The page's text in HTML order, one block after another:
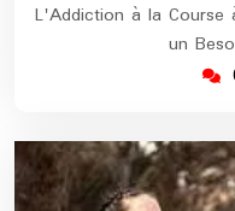
L'Addiction à la Course
un